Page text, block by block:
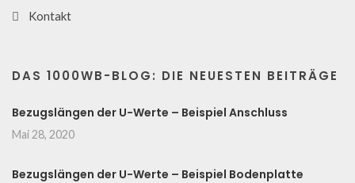
Kontakt
DAS 1000WB-BLOG: DIE NEUESTEN BEITRÄGE
Bezugslängen der U-Werte – Beispiel Anschluss
Mai 28, 2020
Bezugslängen der U-Werte – Beispiel Bodenplatte